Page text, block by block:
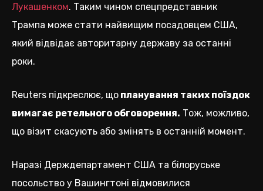
Лукашенком. Таким чином спецпредставник
Трампа може стати найвищим посадовцем США,
який відвідає авторитарну державу за останні
роки.
Reuters підкреслює, що планування таких поїздок
вимагає ретельного обговорення. Тож, можливо,
що візит скасують або змінять в останній момент.
Наразі Держдепартамент США та білоруське
посольство у Вашингтоні відмовилися